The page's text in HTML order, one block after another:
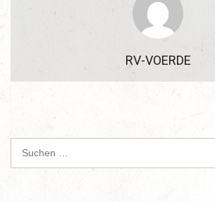
RV-VOERDE